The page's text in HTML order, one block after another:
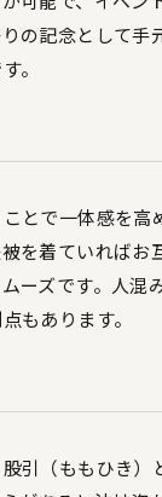
の記念として手
。
とで一体感を高
を着ていればお
ーズです。人混
もあります。
引（ももひき）